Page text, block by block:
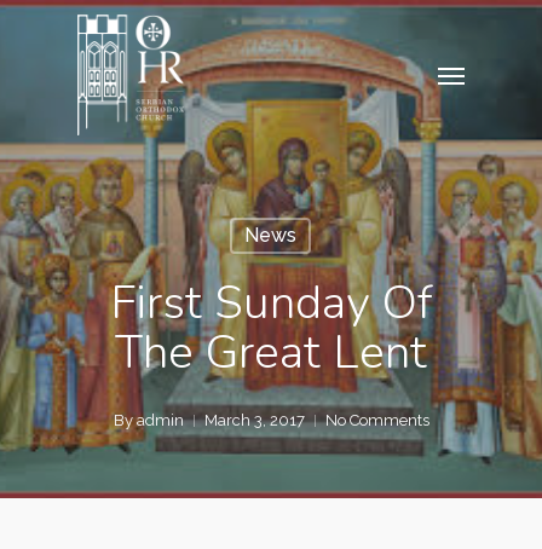
News
First Sunday Of
The Great Lent
By admin March 3, 2017 No Comments